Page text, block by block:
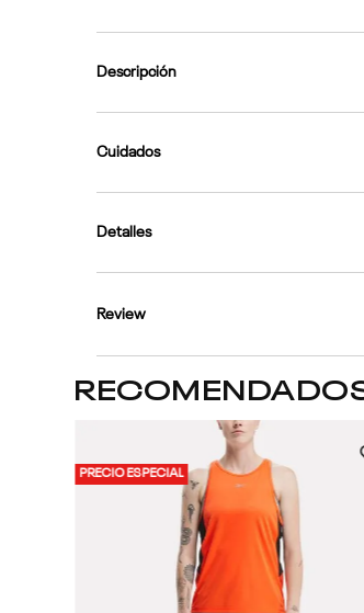
Descripción
Cuidados
Detalles
Review
PRECIO ESPECIAL